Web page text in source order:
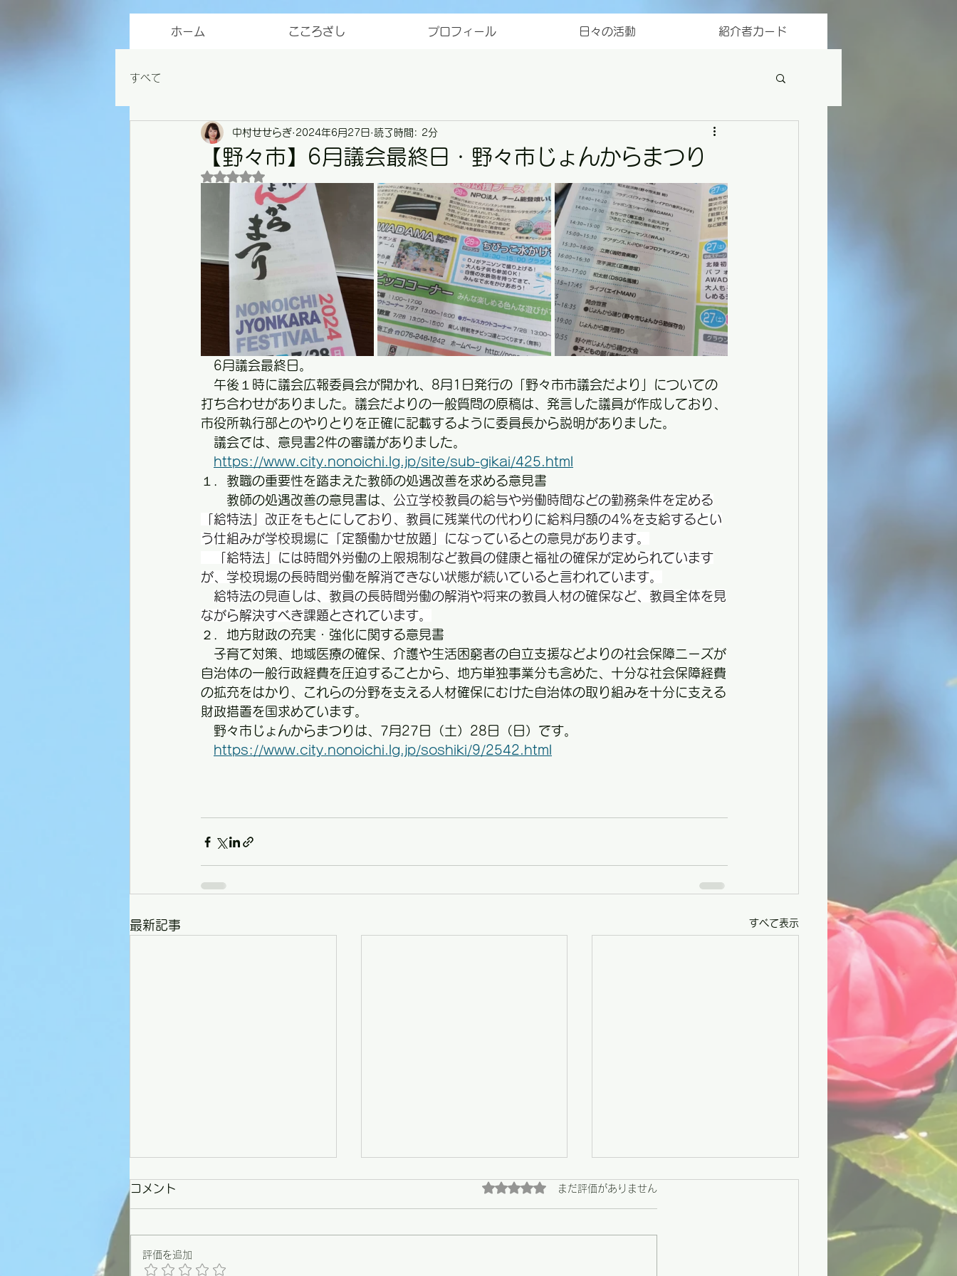
ホーム こころざし プロフィール 日々の活動 紹介者カード
すべて
【野々市】6月議会最終日・野々市じょんからまつり
中村せせらぎ 2024年6月27日 読了時間: 2分
5つ星のうちNaNと評価されています。
6月議会最終日。
午後１時に議会広報委員会が開かれ、8月1日発行の「野々市市議会だより」についての
打ち合わせがありました。議会だよりの一般質問の原稿は、発言した議員が作成しており、
市役所執行部とのやりとりを正確に記載するように委員長から説明がありました。
議会では、意見書2件の審議がありました。
https://www.city.nonoichi.lg.jp/site/sub-gikai/425.html
１．教職の重要性を踏まえた教師の処遇改善を求める意見書
教師の処遇改善の意見書は、 公立学校教員の給与や労働時間などの勤務条件を定める
「給特法」改正をもとにしており、教員に残業代の代わりに給料月額の4%を支給するとい
う仕組みが学校現場に「定額働かせ放題」になっているとの意見があります。
「給特法」には時間外労働の上限規制など教員の健康と福祉の確保が定められています
が、学校現場の長時間労働を解消できない状態が続いていると言われています。
給特法の見直しは、教員の長時間労働の解消や将来の教員人材の確保など、教員全体を見
ながら解決すべき課題とされています。
２．地方財政の充実・強化に関する意見書
子育て対策、地域医療の確保、介護や生活困窮者の自立支援などよりの社会保障ニーズが
自治体の一般行政経費を圧迫することから、地方単独事業分も含めた、十分な社会保障経費
の拡充をはかり、これらの分野を支える人材確保にむけた自治体の取り組みを十分に支える
財政措置を国求めています。
野々市じょんからまつりは、7月27日（土）28日（日）です。
https://www.city.nonoichi.lg.jp/soshiki/9/2542.html
最新記事 すべて表示
コメント 5つ星のうち0と評価されています。
まだ評価がありません
評価を追加